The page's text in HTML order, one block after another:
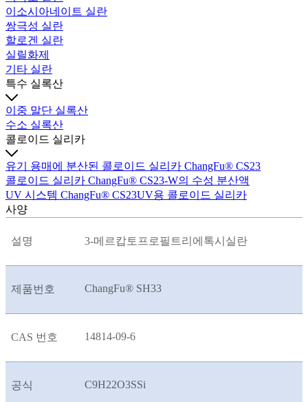
이소시아네이트 실란
쌍극성 실란
할로겐 실란
실릴화제
기타 실란
특수 실록산
이중 말단 실록산
수소 실록산
콜로이드 실리카
유기 용매에 분산된 콜로이드 실리카 ChangFu® CS23
콜로이드 실리카 ChangFu® CS23-W의 수성 분산액
UV 시스템 ChangFu® CS23UV용 콜로이드 실리카
사양
설명 3-메르캅토프로필트리에톡시실란
제품번호 ChangFu® SH33
CAS 번호 14814-09-6
공식 C9H22O3SSi